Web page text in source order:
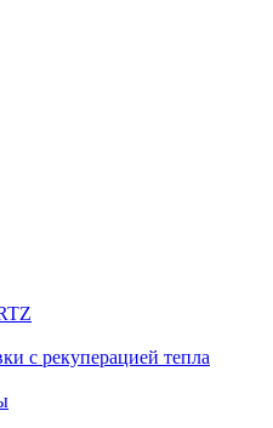
с рекуперацией тепла